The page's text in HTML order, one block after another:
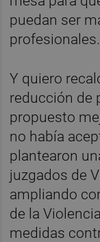
puedan ser
profesionales.
Y quiero
reducción de
propuesto
no había
plantearon
juzgados de
ampliando
de la
medidas